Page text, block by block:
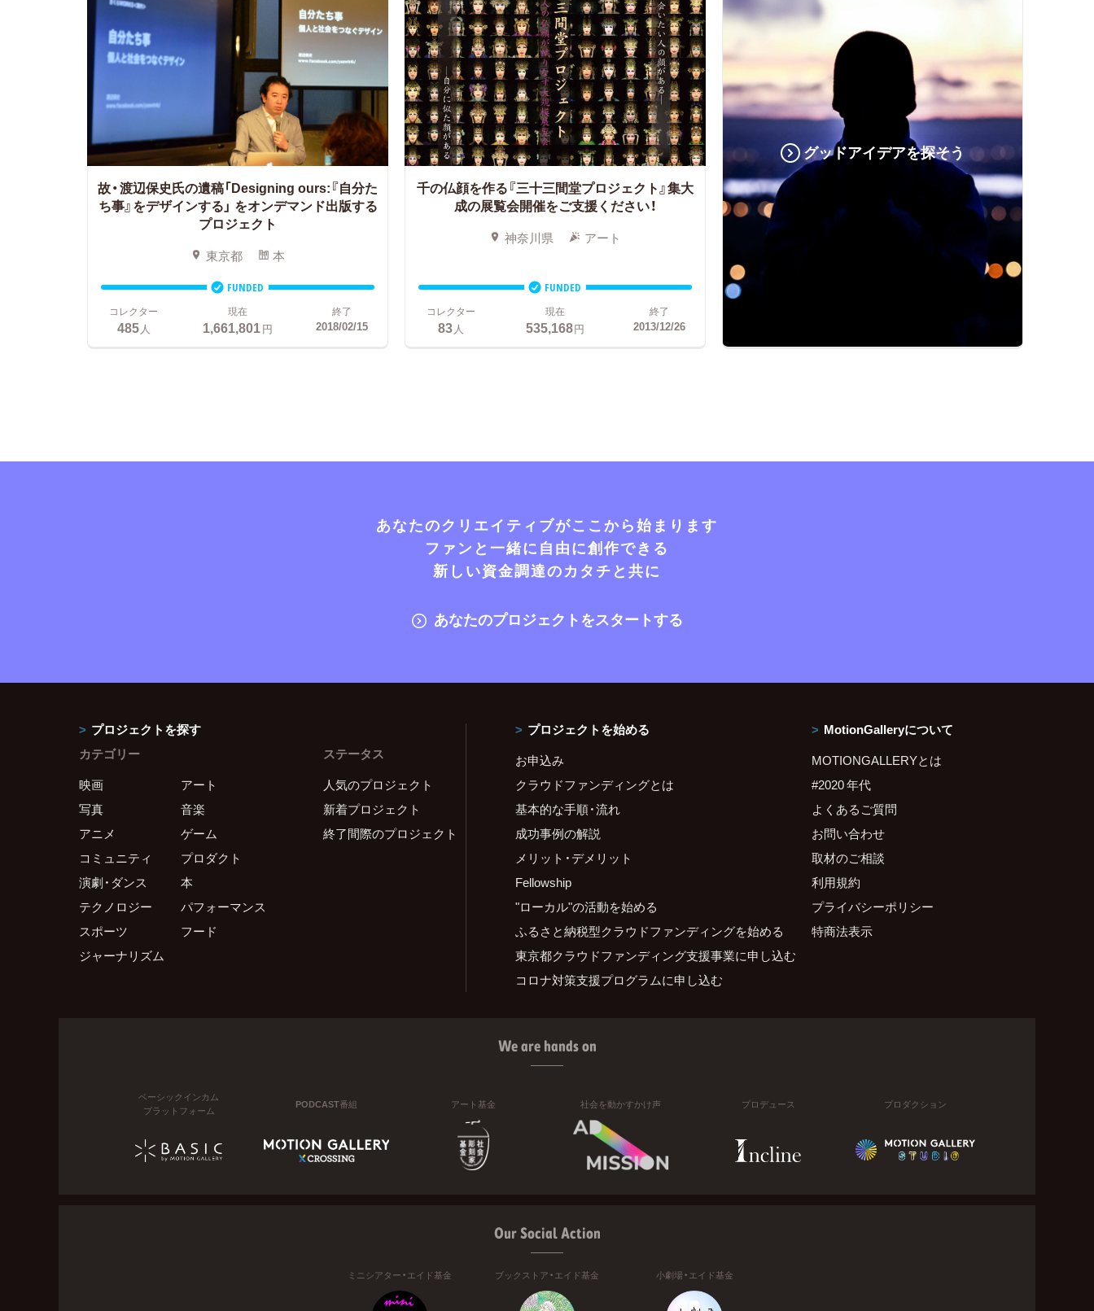
故・渡辺保史氏の遺稿「Designing ours:『自分た
ち事』をデザインする」 をオンデマンド出版する
プロジェクト
東京都 本
FUNDED
コレクター
485人
現在
1,661,801円
終了
2018/02/15
千の仏顔を作る『三十三間堂プロジェクト』集大
成の展覧会開催をご支援ください！
神奈川県 アート
FUNDED
コレクター
83人
現在
535,168円
終了
2013/12/26
グッドアイデアを探そう
あなたのクリエイティブがここから始まります
ファンと一緒に自由に創作できる
新しい資金調達のカタチと共に
あなたのプロジェクトをスタートする
プロジェクトを探す
カテゴリー
映画
アート
写真
音楽
アニメ
ゲーム
コミュニティ
プロダクト
演劇・ダンス
本
テクノロジー
パフォーマンス
スポーツ
フード
ジャーナリズム
ステータス
人気のプロジェクト
新着プロジェクト
終了間際のプロジェクト
プロジェクトを始める
お申込み
クラウドファンディングとは
基本的な手順・流れ
成功事例の解説
メリット・デメリット
Fellowship
"ローカル"の活動を始める
ふるさと納税型クラウドファンディングを始める
東京都クラウドファンディング支援事業に申し込む
コロナ対策支援プログラムに申し込む
MotionGalleryについて
MOTIONGALLERYとは
#2020 年代
よくあるご質問
お問い合わせ
取材のご相談
利用規約
プライバシーポリシー
特商法表示
We are hands on
ベーシックインカム
プラットフォーム
PODCAST番組 アート基金 社会を動かすかけ声 プロデュース プロダクション
Our Social Action
ミニシアター・エイド基金 ブックストア・エイド基金 小劇場・エイド基金